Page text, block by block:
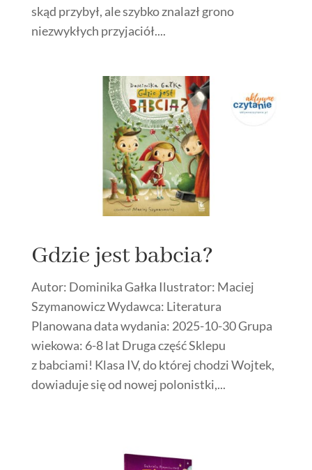
skąd przybył, ale szybko znalazł grono
niezwykłych przyjaciół....
Gdzie jest babcia?
Autor: Dominika Gałka Ilustrator: Maciej
Szymanowicz Wydawca: Literatura
Planowana data wydania: 2025-10-30 Grupa
wiekowa: 6-8 lat Druga część Sklepu
z babciami! Klasa IV, do której chodzi Wojtek,
dowiaduje się od nowej polonistki,...